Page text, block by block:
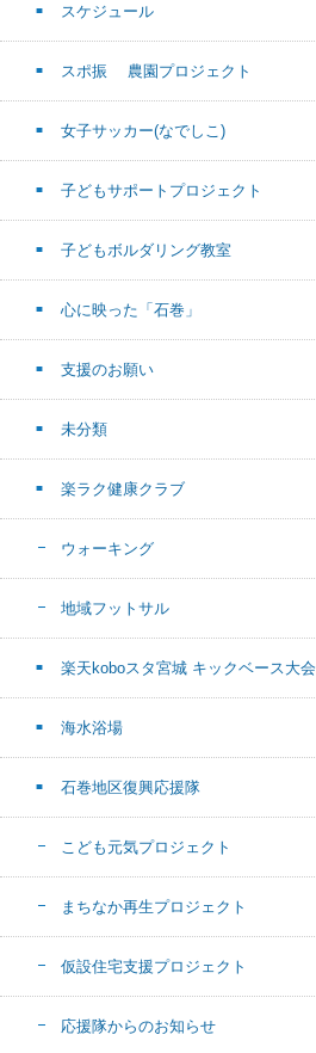
スケジュール
スポ振 農園プロジェクト
女子サッカー(なでしこ)
子どもサポートプロジェクト
子どもボルダリング教室
心に映った「石巻」
支援のお願い
未分類
楽ラク健康クラブ
ウォーキング
地域フットサル
楽天koboスタ宮城 キックベース大会
海水浴場
石巻地区復興応援隊
こども元気プロジェクト
まちなか再生プロジェクト
仮設住宅支援プロジェクト
応援隊からのお知らせ